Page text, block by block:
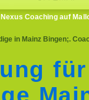
Nexus Coaching auf
in Mainz Bingen;.
für